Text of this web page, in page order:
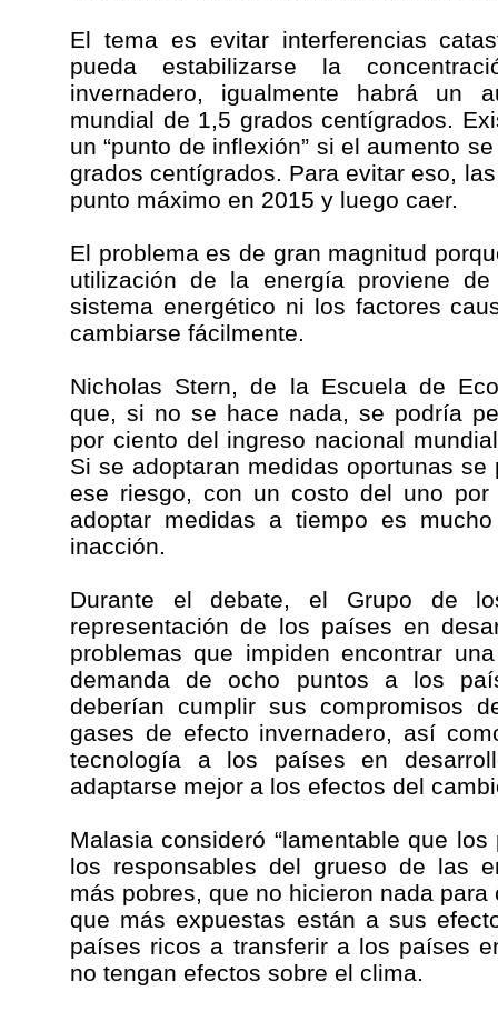
El tema es evitar interferencias
pueda estabilizarse la
invernadero, igualmente habrá un
mundial de 1,5 grados centígrados.
un “punto de inflexión” si el aumento
grados centígrados. Para evitar eso,
punto máximo en 2015 y luego caer.
El problema es de gran magnitud
utilización de la energía proviene
sistema energético ni los factores
cambiarse fácilmente.
Nicholas Stern, de la Escuela de
que, si no se hace nada, se podría
por ciento del ingreso nacional
Si se adoptaran medidas oportunas
ese riesgo, con un costo del uno
adoptar medidas a tiempo es
inacción.
Durante el debate, el Grupo de
representación de los países en
problemas que impiden encontrar
demanda de ocho puntos a los
deberían cumplir sus compromisos
gases de efecto invernadero, así
tecnología a los países en
adaptarse mejor a los efectos del
Malasia consideró “lamentable que
los responsables del grueso de las
más pobres, que no hicieron nada
que más expuestas están a sus
países ricos a transferir a los países
no tengan efectos sobre el clima.